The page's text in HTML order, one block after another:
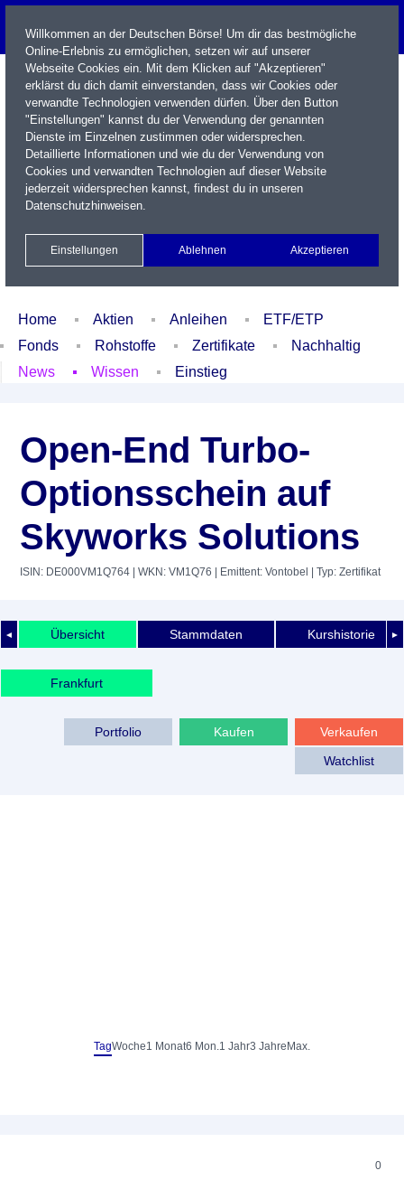
Name / WKN / ISIN / Kürzel
Xetra Realtime
Watchlist Portfolio Login
Home Aktien Anleihen
ETF/ETP
Fonds
Rohstoffe Zertifikate
Nachhaltig
News
Wissen Einstieg
Open-End Turbo-
Optionsschein auf
Skyworks Solutions
ISIN: DE000VM1Q764 | WKN: VM1Q76 | Emittent: Vontobel | Typ: Zertifikat
◄ ►
Übersicht Stammdaten Kurshistorie
Frankfurt
Verkaufen
Kaufen
Portfolio
Watchlist
TagWoche1 Monat6 Mon.1 Jahr3 Jahre Max.
0
Willkommen an der Deutschen Börse! Um dir das bestmögliche
Online-Erlebnis zu ermöglichen, setzen wir auf unserer
Webseite Cookies ein. Mit dem Klicken auf "Akzeptieren"
erklärst du dich damit einverstanden, dass wir Cookies oder
verwandte Technologien verwenden dürfen. Über den Button
"Einstellungen" kannst du der Verwendung der genannten
Dienste im Einzelnen zustimmen oder widersprechen.
Detaillierte Informationen und wie du der Verwendung von
Cookies und verwandten Technologien auf dieser Website
jederzeit widersprechen kannst, findest du in unseren
Datenschutzhinweisen.
Einstellungen Ablehnen Akzeptieren